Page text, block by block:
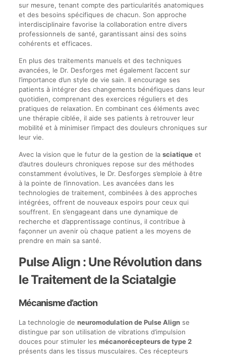
sur mesure, tenant compte des particularités anatomiques
et des besoins spécifiques de chacun. Son approche
interdisciplinaire favorise la collaboration entre divers
professionnels de santé, garantissant ainsi des soins
cohérents et efficaces.
En plus des traitements manuels et des techniques
avancées, le Dr. Desforges met également l’accent sur
l’importance d’un style de vie sain. Il encourage ses
patients à intégrer des changements bénéfiques dans leur
quotidien, comprenant des exercices réguliers et des
pratiques de relaxation. En combinant ces éléments avec
une thérapie ciblée, il aide ses patients à retrouver leur
mobilité et à minimiser l’impact des douleurs chroniques sur
leur vie.
Avec la vision que le futur de la gestion de la sciatiqueet
d’autres douleurs chroniques repose sur des méthodes
constamment évolutives, le Dr. Desforges s’emploie à être
à la pointe de l’innovation. Les avancées dans les
technologies de traitement, combinées à des approches
intégrées, offrent de nouveaux espoirs pour ceux qui
souffrent. En s’engageant dans une dynamique de
recherche et d’apprentissage continus, il contribue à
façonner un avenir où chaque patient a les moyens de
prendre en main sa santé.
Pulse Align : Une Révolution dans
le Traitement de la Sciatalgie
Mécanisme d’action
La technologie de neuromodulation de Pulse Alignse
distingue par son utilisation de vibrations d’impulsion
douces pour stimuler les mécanorécepteurs de type 2
présents dans les tissus musculaires. Ces récepteurs